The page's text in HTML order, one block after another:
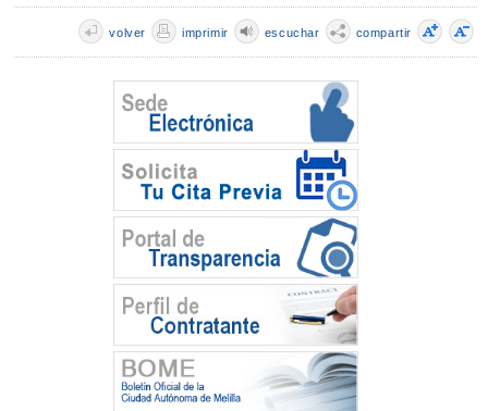
compartir
escuchar
imprimir
volver